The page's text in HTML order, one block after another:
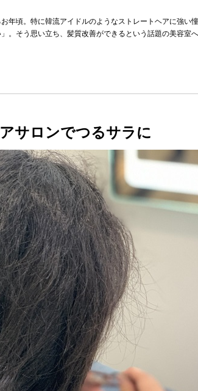
年頃。特に韓流アイドルのようなストレートヘアに強い
そう思い立ち、髪質改善ができるという話題の美容室
サロンでつるサラに